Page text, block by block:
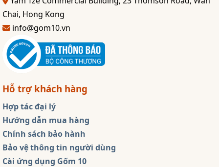
Chai, Hong Kong
info@gom10.vn
Hỗ trợ khách hàng
Hợp tác đại lý
Hướng dẫn mua hàng
Chính sách bảo hành
Bảo vệ thông tin người dùng
Cài ứng dụng Gốm 10